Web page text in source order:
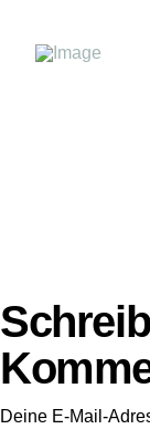
Deine E-Mail-